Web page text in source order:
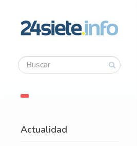
Actualidad